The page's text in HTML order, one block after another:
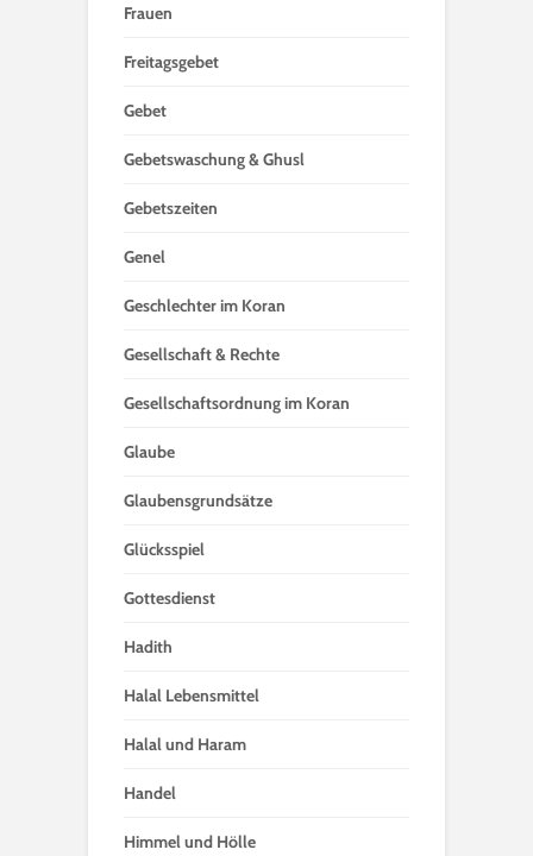
Frauen
Freitagsgebet
Gebet
Gebetswaschung & Ghusl
Gebetszeiten
Genel
Geschlechter im Koran
Gesellschaft & Rechte
Gesellschaftsordnung im Koran
Glaube
Glaubensgrundsätze
Glücksspiel
Gottesdienst
Hadith
Halal Lebensmittel
Halal und Haram
Handel
Himmel und Hölle